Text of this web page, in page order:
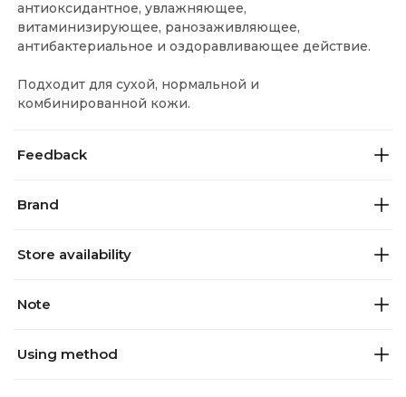
антиоксидантное, увлажняющее,
витаминизирующее, ранозаживляющее,
антибактериальное и оздоравливающее действие.
Подходит для сухой, нормальной и
комбинированной кожи.
Feedback
Brand
Store availability
Note
Using method